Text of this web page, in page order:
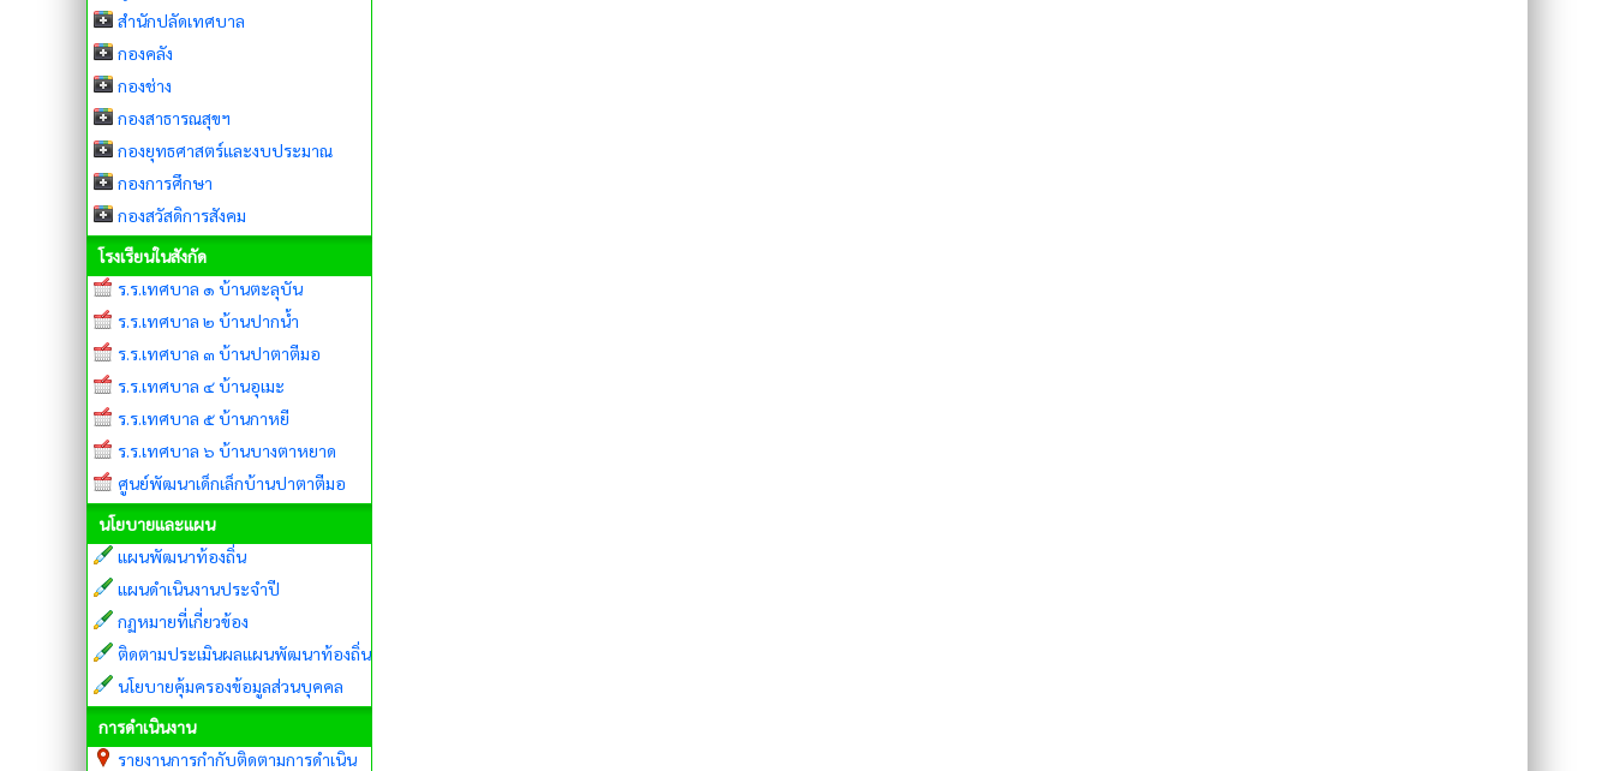
สำนักปลัดเทศบาล
กองคลัง
กองช่าง
กองสาธารณสุขฯ
กองยุทธศาสตร์และงบประมาณ
กองการศึกษา
กองสวัสดิการสังคม
โรงเรียนในสังกัด
ร.ร.เทศบาล ๑ บ้านตะลุบัน
ร.ร.เทศบาล ๒ บ้านปากน้ำ
ร.ร.เทศบาล ๓ บ้านปาตาตีมอ
ร.ร.เทศบาล ๔ บ้านอุเมะ
ร.ร.เทศบาล ๕ บ้านกาหยี
ร.ร.เทศบาล ๖ บ้านบางตาหยาด
ศูนย์พัฒนาเด็กเล็กบ้านปาตาตีมอ
นโยบายและแผน
แผนพัฒนาท้องถิ่น
แผนดำเนินงานประจำปี
กฏหมายที่เกี่ยวข้อง
ติดตามประเมินผลแผนพัฒนาท้องถิ่น
นโยบายคุ้มครองข้อมูลส่วนบุคคล
การดำเนินงาน
รายงานการกำกับติดตามการดำเนิน